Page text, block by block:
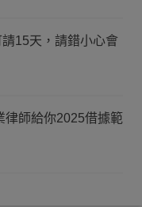
15天，請錯小心會
律師給你2025借據範